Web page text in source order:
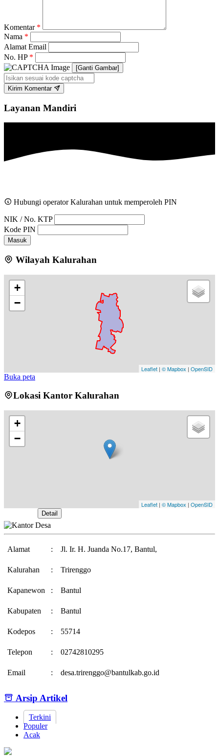
Komentar *
Nama *
Alamat Email
No. HP *
[Ganti Gambar]
Kirim Komentar
Layanan Mandiri
Hubungi operator Kalurahan untuk memperoleh PIN
NIK / No. KTP
Kode PIN
Masuk
Wilayah Kalurahan
+
−
Leaflet | © Mapbox | OpenSID
Buka peta
Lokasi Kantor Kalurahan
+
−
Leaflet | © Mapbox | OpenSID
Detail
Alamat : Jl. Ir. H. Juanda No.17, Bantul,
Kalurahan : Trirenggo
Kapanewon : Bantul
Kabupaten : Bantul
Kodepos : 55714
Telepon : 02742810295
Email : desa.trirenggo@bantulkab.go.id
Arsip Artikel
Terkini
Populer
Acak